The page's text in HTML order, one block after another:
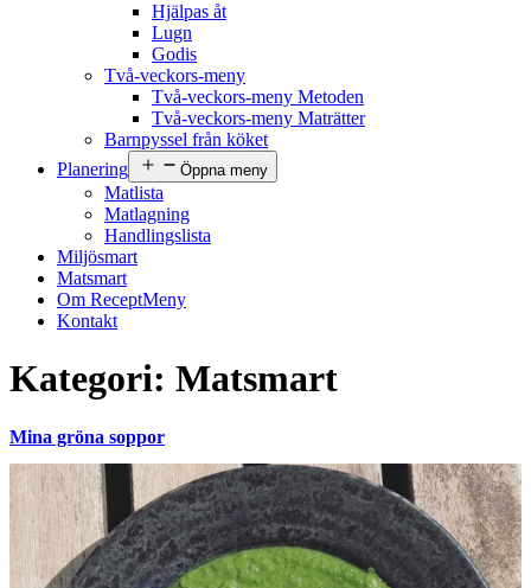
Hjälpas åt
Lugn
Godis
Två-veckors-meny
Två-veckors-meny Metoden
Två-veckors-meny Maträtter
Barnpyssel från köket
Planering
Öppna meny
Matlista
Matlagning
Handlingslista
Miljösmart
Matsmart
Om ReceptMeny
Kontakt
Kategori: Matsmart
Mina gröna soppor